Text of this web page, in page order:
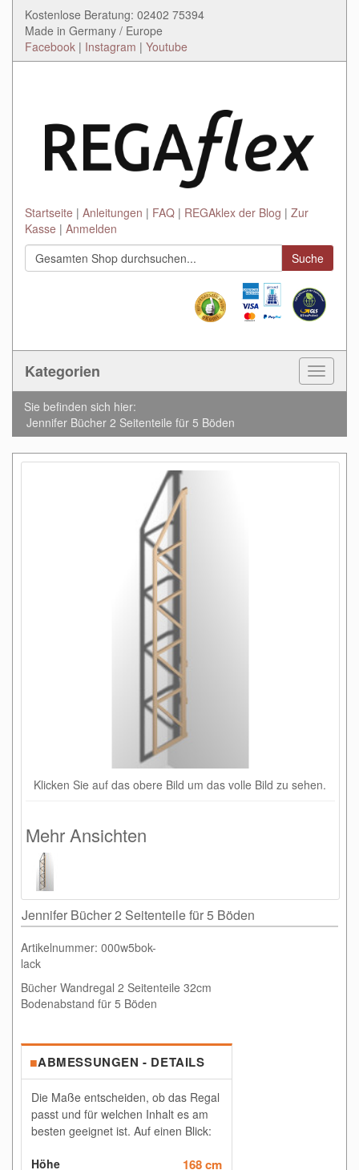
Kostenlose Beratung: 02402 75394
Made in Germany / Europe
Facebook | Instagram | Youtube
Startseite Anleitungen FAQ REGAklex der Blog
Zur
Kasse
Anmelden
Suche
Kategorien
Toggle
Sie befinden sich hier:
Jennifer Bücher 2 Seitenteile für 5 Böden
Klicken Sie auf das obere Bild um das volle Bild zu sehen.
Mehr Ansichten
Jennifer Bücher 2 Seitenteile für 5 Böden
Artikelnummer: 000w5bok-
lack
Bücher Wandregal 2 Seitenteile 32cm
Bodenabstand für 5 Böden
■ABMESSUNGEN - DETAILS
Die Maße entscheiden, ob das Regal
passt und für welchen Inhalt es am
besten geeignet ist. Auf einen Blick:
Höhe 168 cm